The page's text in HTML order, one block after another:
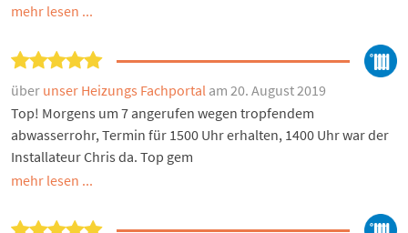
mehr lesen ...
über unser Heizungs Fachportal am 20. August 2019
Top! Morgens um 7 angerufen wegen tropfendem
abwasserrohr, Termin für 1500 Uhr erhalten, 1400 Uhr war der
Installateur Chris da. Top gem
mehr lesen ...